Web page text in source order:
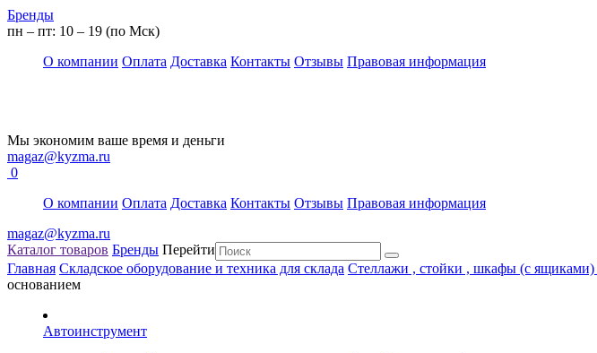
Бренды
пн – пт: 10 – 19 (по Мск)
О компании Оплата Доставка Контакты Отзывы Правовая информация
Мы экономим ваше время и деньги
magaz@kyzma.ru
0
О компании Оплата Доставка Контакты Отзывы Правовая информация
magaz@kyzma.ru
Каталог товаров Бренды Перейти
Главная Складское оборудование и техника для склада Стеллажи , стойки , шкафы (с ящиками)
основанием
Автоинструмент